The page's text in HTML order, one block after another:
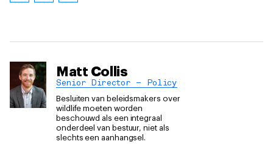
Matt Collis
Senior Director – Policy
Besluiten van beleidsmakers over
wildlife moeten worden
beschouwd als een integraal
onderdeel van bestuur, niet als
slechts een aanhangsel.